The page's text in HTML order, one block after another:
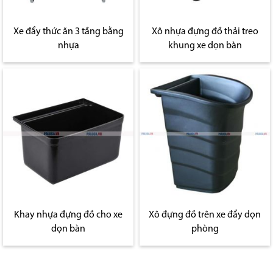
Xe đẩy thức ăn 3 tầng bằng
nhựa
Xô nhựa đựng đồ thải treo
khung xe dọn bàn
Khay nhựa đựng đồ cho xe
dọn bàn
Xô đựng đồ trên xe đẩy dọn
phòng